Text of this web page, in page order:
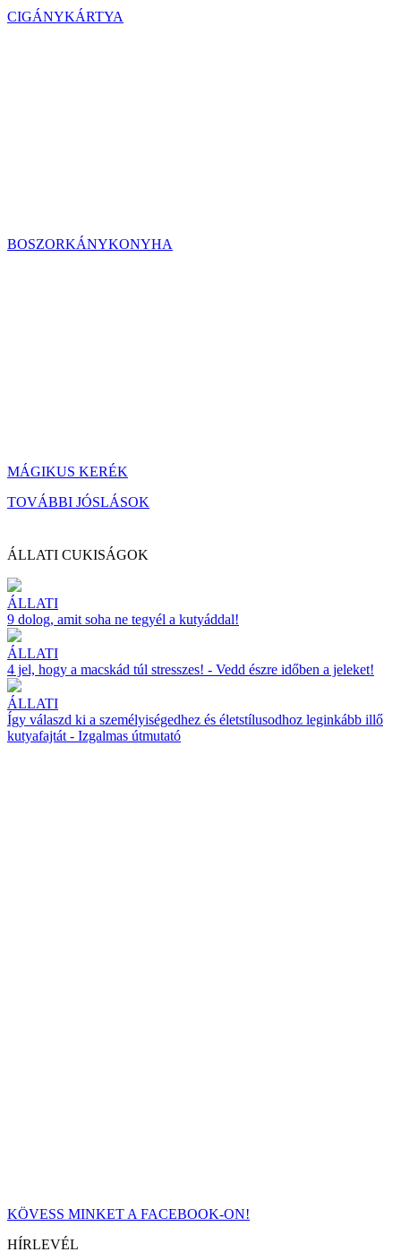
CIGÁNYKÁRTYA
BOSZORKÁNYKONYHA
MÁGIKUS KERÉK
TOVÁBBI JÓSLÁSOK
ÁLLATI CUKISÁGOK
ÁLLATI
9 dolog, amit soha ne tegyél a kutyáddal!
ÁLLATI
4 jel, hogy a macskád túl stresszes! - Vedd észre időben a jeleket!
ÁLLATI
Így válaszd ki a személyiségedhez és életstílusodhoz leginkább illő
kutyafajtát - Izgalmas útmutató
KÖVESS MINKET A FACEBOOK-ON!
HÍRLEVÉL